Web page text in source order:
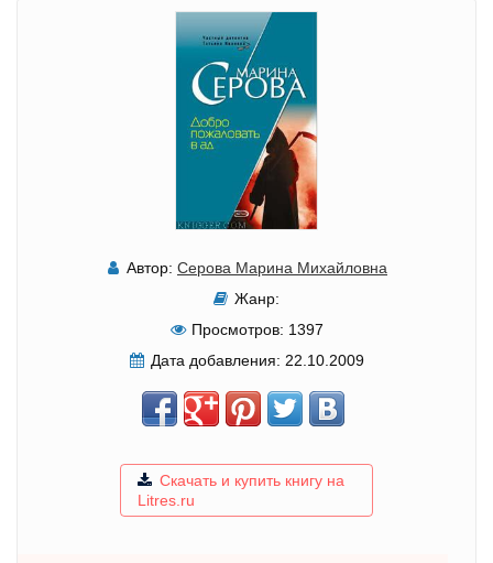
Автор: Серова Марина Михайловна
Жанр:
Просмотров: 1397
Дата добавления: 22.10.2009
Скачать и купить книгу на
Litres.ru